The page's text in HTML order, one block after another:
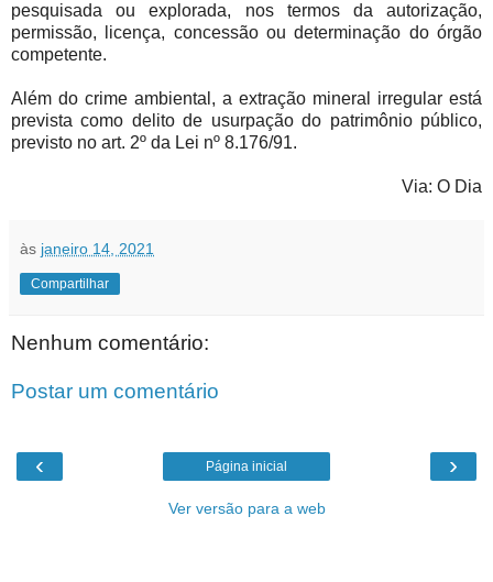
pesquisada ou explorada, nos termos da autorização,
permissão, licença, concessão ou determinação do órgão
competente.
Além do crime ambiental, a extração mineral irregular está
prevista como delito de usurpação do patrimônio público,
previsto no art. 2º da Lei nº 8.176/91.
Via: O Dia
às janeiro 14, 2021
Compartilhar
Nenhum comentário:
Postar um comentário
‹ ›
Página inicial
Ver versão para a web